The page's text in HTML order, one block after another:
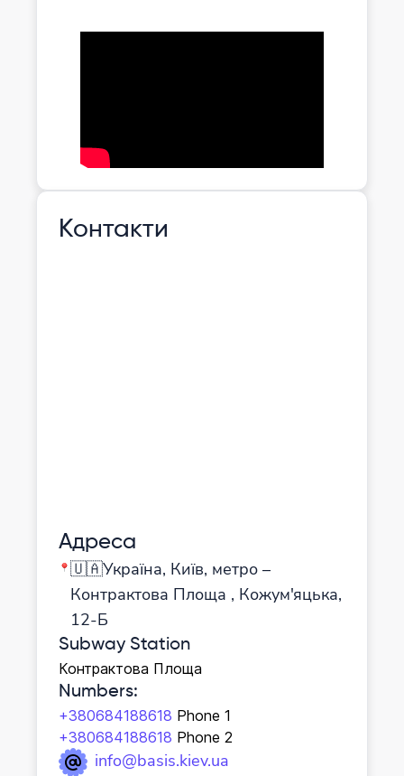
Контакти
Адреса
🇺🇦Україна, Київ, метро –
Контрактова Площа , Кожум'яцька,
12-Б
Subway Station
Контрактова Площа
Numbers:
+380684188618 Phone 1
+380684188618 Phone 2
info@basis.kiev.ua